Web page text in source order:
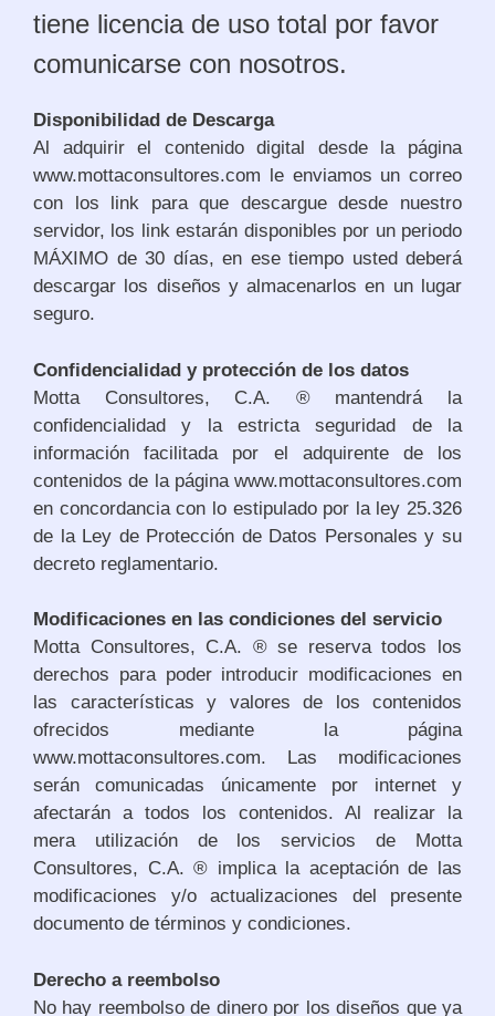
tiene licencia de uso total por favor
comunicarse con nosotros.
Disponibilidad de Descarga
Al adquirir el contenido digital desde la página
www.mottaconsultores.com le enviamos un correo
con los link para que descargue desde nuestro
servidor, los link estarán disponibles por un periodo
MÁXIMO de 30 días, en ese tiempo usted deberá
descargar los diseños y almacenarlos en un lugar
seguro.
Confidencialidad y protección de los datos
Motta Consultores, C.A. ® mantendrá la
confidencialidad y la estricta seguridad de la
información facilitada por el adquirente de los
contenidos de la página www.mottaconsultores.com
en concordancia con lo estipulado por la ley 25.326
de la Ley de Protección de Datos Personales y su
decreto reglamentario.
Modificaciones en las condiciones del servicio
Motta Consultores, C.A. ® se reserva todos los
derechos para poder introducir modificaciones en
las características y valores de los contenidos
ofrecidos mediante la página
www.mottaconsultores.com. Las modificaciones
serán comunicadas únicamente por internet y
afectarán a todos los contenidos. Al realizar la
mera utilización de los servicios de Motta
Consultores, C.A. ® implica la aceptación de las
modificaciones y/o actualizaciones del presente
documento de términos y condiciones.
Derecho a reembolso
No hay reembolso de dinero por los diseños que ya